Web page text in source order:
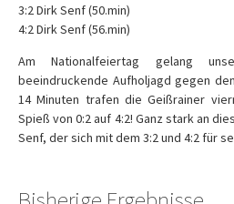
3:2 Dirk Senf (50.min)
4:2 Dirk Senf (56.min)
Am Nationalfeiertag gelang
beeindruckende Aufholjagd gegen
14 Minuten trafen die Geißrainer
Spieß von 0:2 auf 4:2! Ganz stark an
Senf, der sich mit dem 3:2 und 4:2 für